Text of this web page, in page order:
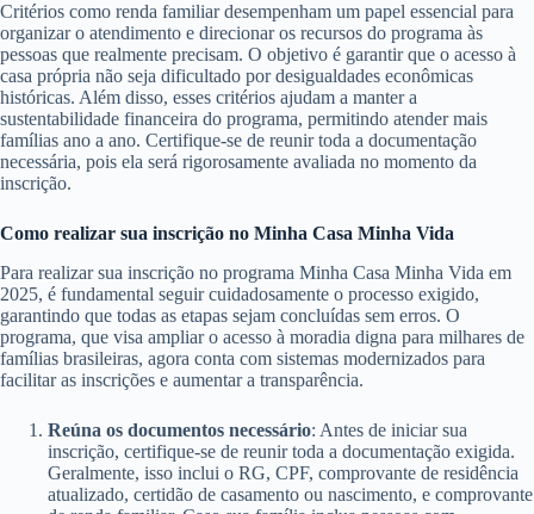
Critérios como renda familiar desempenham um papel essencial para
organizar o atendimento e direcionar os recursos do programa às
pessoas que realmente precisam. O objetivo é garantir que o acesso à
casa própria não seja dificultado por desigualdades econômicas
históricas. Além disso, esses critérios ajudam a manter a
sustentabilidade financeira do programa, permitindo atender mais
famílias ano a ano. Certifique-se de reunir toda a documentação
necessária, pois ela será rigorosamente avaliada no momento da
inscrição.
Como realizar sua inscrição no Minha Casa Minha Vida
Para realizar sua inscrição no programa Minha Casa Minha Vida em
2025, é fundamental seguir cuidadosamente o processo exigido,
garantindo que todas as etapas sejam concluídas sem erros. O
programa, que visa ampliar o acesso à moradia digna para milhares de
famílias brasileiras, agora conta com sistemas modernizados para
facilitar as inscrições e aumentar a transparência.
Reúna os documentos necessário: Antes de iniciar sua
inscrição, certifique-se de reunir toda a documentação exigida.
Geralmente, isso inclui o RG, CPF, comprovante de residência
atualizado, certidão de casamento ou nascimento, e comprovante